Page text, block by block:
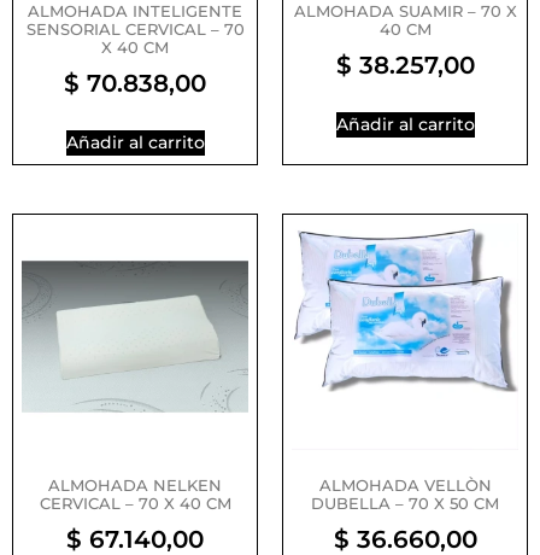
ALMOHADA INTELIGENTE
SENSORIAL CERVICAL – 70
X 40 CM
$ 70.838,00
Añadir al carrito
ALMOHADA SUAMIR – 70 X
40 CM
$ 38.257,00
Añadir al carrito
ALMOHADA NELKEN
CERVICAL – 70 X 40 CM
$ 67.140,00
ALMOHADA VELLÒN
DUBELLA – 70 X 50 CM
$ 36.660,00